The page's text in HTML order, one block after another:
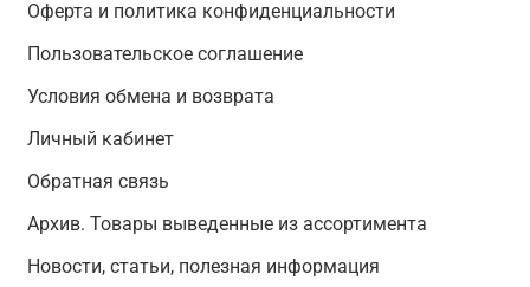
Оферта и политика конфиденциальности
Пользовательское соглашение
Условия обмена и возврата
Личный кабинет
Обратная связь
Архив. Товары выведенные из ассортимента
Новости, статьи, полезная информация